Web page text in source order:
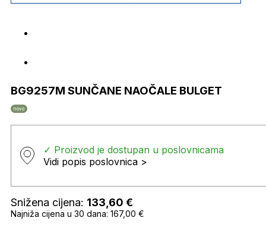
BG9257M SUNČANE NAOČALE BULGET
novo
✓ Proizvod je dostupan u poslovnicama
Vidi popis poslovnica >
Snižena cijena: 133,60 €
Najniža cijena u 30 dana: 167,00 €